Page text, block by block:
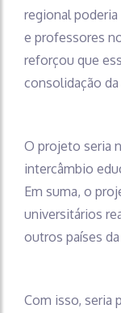
regional
e professores
reforçou que
consolidação
O projeto seria
intercâmbio
Em suma, o
universitários
outros países
Com isso, seria